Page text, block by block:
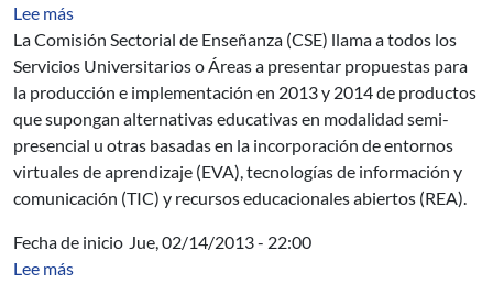
Lee mássobre Llamado 2013-2014 - Propuestas educativas
La Comisión Sectorial de Enseñanza (CSE) llama a todos los
Servicios Universitarios o Áreas a presentar propuestas para
la producción e implementación en 2013 y 2014 de productos
que supongan alternativas educativas en modalidad semi-
presencial u otras basadas en la incorporación de entornos
virtuales de aprendizaje (EVA), tecnologías de información y
comunicación (TIC) y recursos educacionales abiertos (REA).
Fecha de inicio Jue, 02/14/2013 - 22:00
Lee mássobre Llamado 2013 - Innovaciones Educativas